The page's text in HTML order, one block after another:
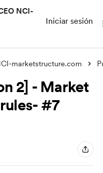
NCI-
Iniciar sesión
marketstructure.com
2] - Market
#7